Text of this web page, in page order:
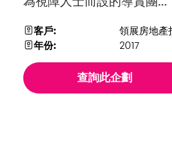
客戶:
領展房地產
年份:
2017
查詢此企劃